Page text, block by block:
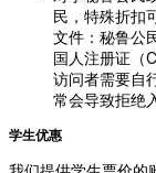
民，特殊折扣
文件：秘鲁公
国人注册证（
访问者需要自
常会导致拒绝
学生优惠